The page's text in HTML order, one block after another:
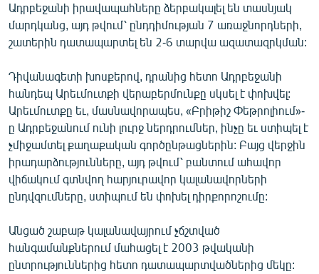
ՁԳՏԵԼՈՎ ԼԱՎԱԳՈՒՅՆԻՆ
ՓՈԴՔԱՍԹ
Հայերեն
English
Русский
ՀԵՏԵՎԵՔ ՄԵԶ
«Ազատության» բոլոր կայքերը
Ադրբեջանի իրավապահները ձերբակալել են տասնյակ
մարդկանց, այդ թվում՝ ընդդիմության 7 առաջնորդների,
շատերին դատապարտել են 2-6 տարվա ազատազրկման:
Դիվանագետի խոսքերով, դրանից հետո Ադրբեջանի
հանդեպ Արեւմուտքի վերաբերմունքը սկսել է փոխվել:
Արեւմուտքը եւ, մասնավորապես, «Բրիթիշ Փեթրոլիում»-
ը Ադրբեջանում ունի լուրջ ներդրումներ, ինչը եւ ստիպել է
չմիջամտել քաղաքական գործընթացներին: Բայց վերջին
իրադարձությունները, այդ թվում՝ բանտում ահավոր
վիճակում գտնվող հարյուրավոր կալանավորների
ընդվզումները, ստիպում են փոխել դիրքորոշումը:
Անցած շաբաթ կալանավայրում չճշտված
հանգամանքներում մահացել է 2003 թվականի
ընտրություններից հետո դատապարտվածներից մեկը: